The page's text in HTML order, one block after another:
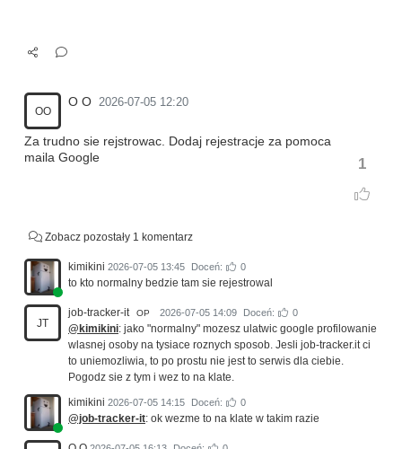
OO
O O 2026-07-05 12:20
1
Za trudno sie rejstrowac. Dodaj rejestracje za pomoca
maila Google
Zobacz pozostały 1 komentarz
kimikini 2026-07-05 13:45 Doceń: 0
to kto normalny bedzie tam sie rejestrowal
JT
job-tracker-it OP 2026-07-05 14:09 Doceń: 0
@kimikini: jako "normalny" mozesz ulatwic google profilowanie
wlasnej osoby na tysiace roznych sposob. Jesli job-tracker.it ci
to uniemozliwia, to po prostu nie jest to serwis dla ciebie.
Pogodz sie z tym i wez to na klate.
kimikini 2026-07-05 14:15 Doceń: 0
@job-tracker-it: ok wezme to na klate w takim razie